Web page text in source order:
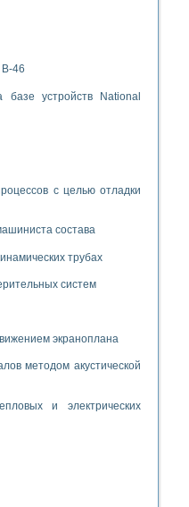
языка программирования
типовых химико-
измерения температуры
кремния (A-SIC:H)
В-46
базе устройств National
с целью отладки
состава
трубах
систем
экраноплана
методом акустической
и электрических